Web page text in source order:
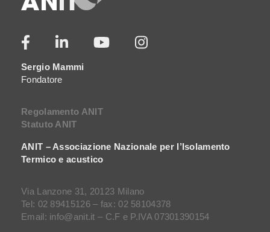
Sergio Mammi
Fondatore
Regolamento ANIT
Statuto ANIT
ANIT – Associazione Nazionale per l’Isolamento
Termico e acustico
Via Lanzone 31, 20123 Milano
Tel: 02 89415126 – fax: 02 58104378
Email: info@anit.it – C.F e P.IVA 07301390154